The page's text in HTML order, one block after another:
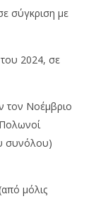
σύγκριση με
2024, σε
τον Νοέμβριο
συνόλου)
μόλις